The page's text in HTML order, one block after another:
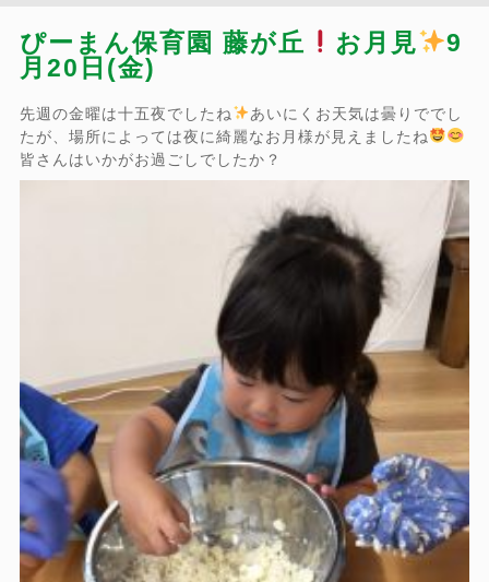
ぴーまん保育園 藤が丘 お月見
9
月20日(金)
先週の金曜は十五夜でしたね
あいにくお天気は曇りででし
たが、場所によっては夜に綺麗なお月様が見えましたね
皆さんはいかがお過ごしでしたか？